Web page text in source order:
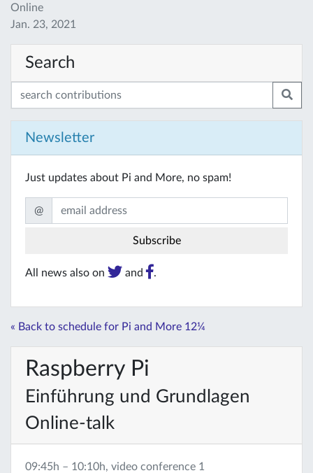
Online
Jan. 23, 2021
Search
Newsletter
Just updates about Pi and More, no spam!
@
All news also on and .
« Back to schedule for Pi and More 12¼
Raspberry Pi
Einführung und Grundlagen
Online-talk
09:45h – 10:10h, video conference 1